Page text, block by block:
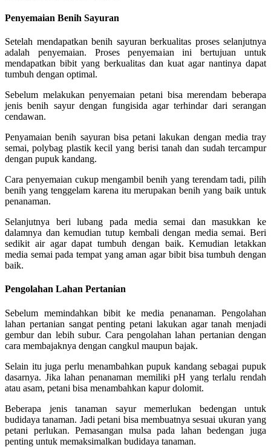
Penyemaian Benih Sayuran
Setelah mendapatkan benih sayuran berkualitas proses selanjutnya
adalah penyemaian. Proses penyemaian ini bertujuan untuk
mendapatkan bibit yang berkualitas dan kuat agar nantinya dapat
tumbuh dengan optimal.
Sebelum melakukan penyemaian petani bisa merendam beberapa
jenis benih sayur dengan fungisida agar terhindar dari serangan
cendawan.
Penyamaian benih sayuran bisa petani lakukan dengan media tray
semai, polybag plastik kecil yang berisi tanah dan sudah tercampur
dengan pupuk kandang.
Cara penyemaian cukup mengambil benih yang terendam tadi, pilih
benih yang tenggelam karena itu merupakan benih yang baik untuk
penanaman.
Selanjutnya beri lubang pada media semai dan masukkan ke
dalamnya dan kemudian tutup kembali dengan media semai. Beri
sedikit air agar dapat tumbuh dengan baik. Kemudian letakkan
media semai pada tempat yang aman agar bibit bisa tumbuh dengan
baik.
Pengolahan Lahan Pertanian
Sebelum memindahkan bibit ke media penanaman. Pengolahan
lahan pertanian sangat penting petani lakukan agar tanah menjadi
gembur dan lebih subur. Cara pengolahan lahan pertanian dengan
cara membajaknya dengan cangkul maupun bajak.
Selain itu juga perlu menambahkan pupuk kandang sebagai pupuk
dasarnya. Jika lahan penanaman memiliki pH yang terlalu rendah
atau asam, petani bisa menambahkan kapur dolomit.
Beberapa jenis tanaman sayur memerlukan bedengan untuk
budidaya tanaman. Jadi petani bisa membuatnya sesuai ukuran yang
petani perlukan. Pemasangan mulsa pada lahan bedengan juga
penting untuk memaksimalkan budidaya tanaman.